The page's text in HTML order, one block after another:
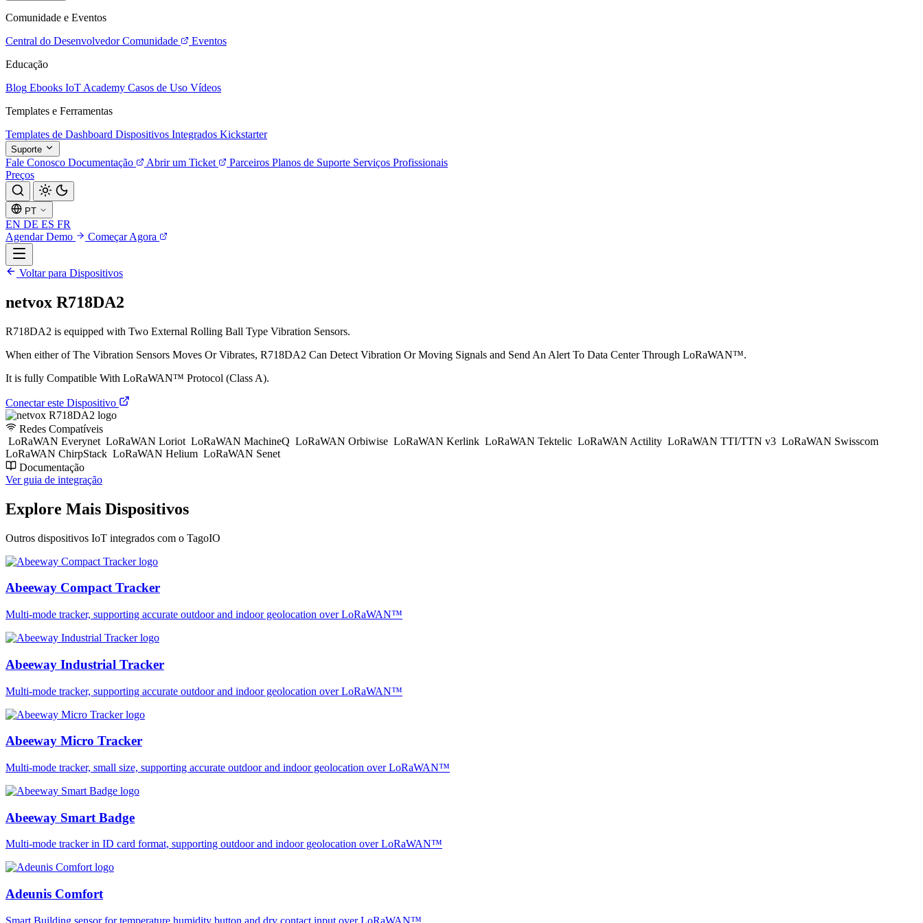
Comunidade e Eventos
Central do Desenvolvedor Comunidade
Eventos
Educação
Blog Ebooks IoT Academy Casos de Uso Vídeos
Templates e Ferramentas
Templates de Dashboard Dispositivos Integrados Kickstarter
Suporte
Fale Conosco Documentação Abrir um Ticket Parceiros Planos de Suporte Serviços Profissionais
Preços
PT
EN DE ES FR
Agendar Demo
Começar Agora
Voltar para Dispositivos
netvox R718DA2
R718DA2 is equipped with Two External Rolling Ball Type Vibration Sensors.
When either of The Vibration Sensors Moves Or Vibrates, R718DA2 Can Detect Vibration Or Moving Signals and Send An Alert To Data Center Through LoRaWAN™.
It is fully Compatible With LoRaWAN™ Protocol (Class A).
Conectar este Dispositivo
Redes Compatíveis
LoRaWAN Everynet LoRaWAN Loriot LoRaWAN MachineQ LoRaWAN Orbiwise LoRaWAN Kerlink LoRaWAN Tektelic LoRaWAN Actility LoRaWAN TTI/TTN v3 LoRaWAN Swisscom
LoRaWAN ChirpStack LoRaWAN Helium LoRaWAN Senet
Documentação
Ver guia de integração
Explore Mais Dispositivos
Outros dispositivos IoT integrados com o TagoIO
Abeeway Compact Tracker
Multi-mode tracker, supporting accurate outdoor and indoor geolocation over LoRaWAN™
Abeeway Industrial Tracker
Multi-mode tracker, supporting accurate outdoor and indoor geolocation over LoRaWAN™
Abeeway Micro Tracker
Multi-mode tracker, small size, supporting accurate outdoor and indoor geolocation over LoRaWAN™
Abeeway Smart Badge
Multi-mode tracker in ID card format, supporting outdoor and indoor geolocation over LoRaWAN™
Adeunis Comfort
Smart Building sensor for temperature humidity button and dry contact input over LoRaWAN™